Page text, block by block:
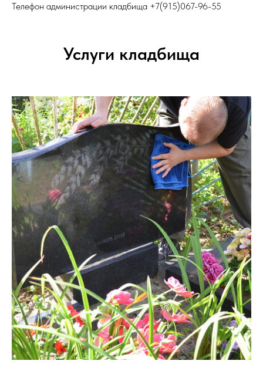
Телефон администрации кладбища +7(915)067-96-55
Услуги кладбища